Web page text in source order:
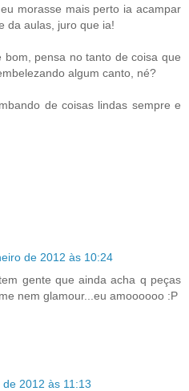
morasse mais perto ia acampar
da aulas, juro que ia!
bom, pensa no tanto de coisa que
algum canto, né?
de coisas lindas sempre e
de 2012 às 10:24
gente que ainda acha q peças
nem glamour...eu amoooooo :P
2012 às 11:13